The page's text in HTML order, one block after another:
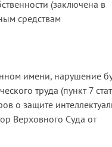
(заключена в
средствам
имени, нарушение
труда (пункт 7
о защите
Верховного Суда от